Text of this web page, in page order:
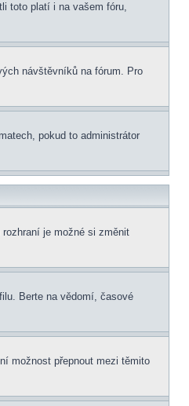
toto platí i na vašem fóru,
návštěvníků na fórum. Pro
pokud to administrátor
je možné si změnit
Berte na vědomí, časové
možnost přepnout mezi těmito